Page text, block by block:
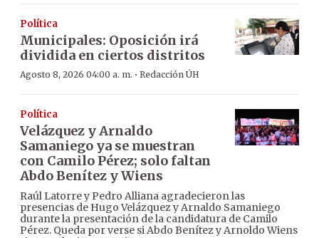
Política
Municipales: Oposición irá
dividida en ciertos distritos
Agosto 8, 2026 04:00 a. m. · Redacción ÚH
Política
Velázquez y Arnaldo
Samaniego ya se muestran
con Camilo Pérez; solo faltan
Abdo Benítez y Wiens
Raúl Latorre y Pedro Alliana agradecieron las
presencias de Hugo Velázquez y Arnaldo Samaniego
durante la presentación de la candidatura de Camilo
Pérez. Queda por verse si Abdo Benítez y Arnoldo Wiens